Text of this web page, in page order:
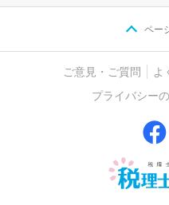
ペー
ご意見・ご質問 よ
プライバシー